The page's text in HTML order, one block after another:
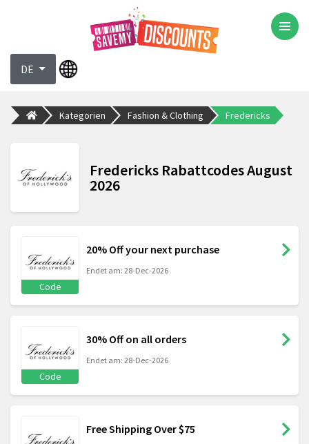
DE
Kategorien Fashion & Clothing Fredericks
Fredericks Rabattcodes August
2026
Code
20% Off your next purchase
Endet am: 28-Dec-2026
Code
30% Off on all orders
Endet am: 28-Dec-2026
Free Shipping Over $75